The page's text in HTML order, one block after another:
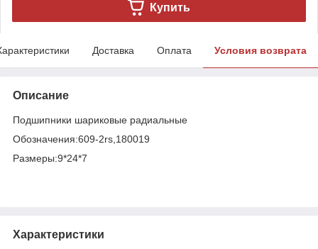
Купить
Доставка Оплата Условия возврата
Описание
Подшипники шариковые радиальные
Обозначения:609-2rs,180019
Размеры:9*24*7
Характеристики